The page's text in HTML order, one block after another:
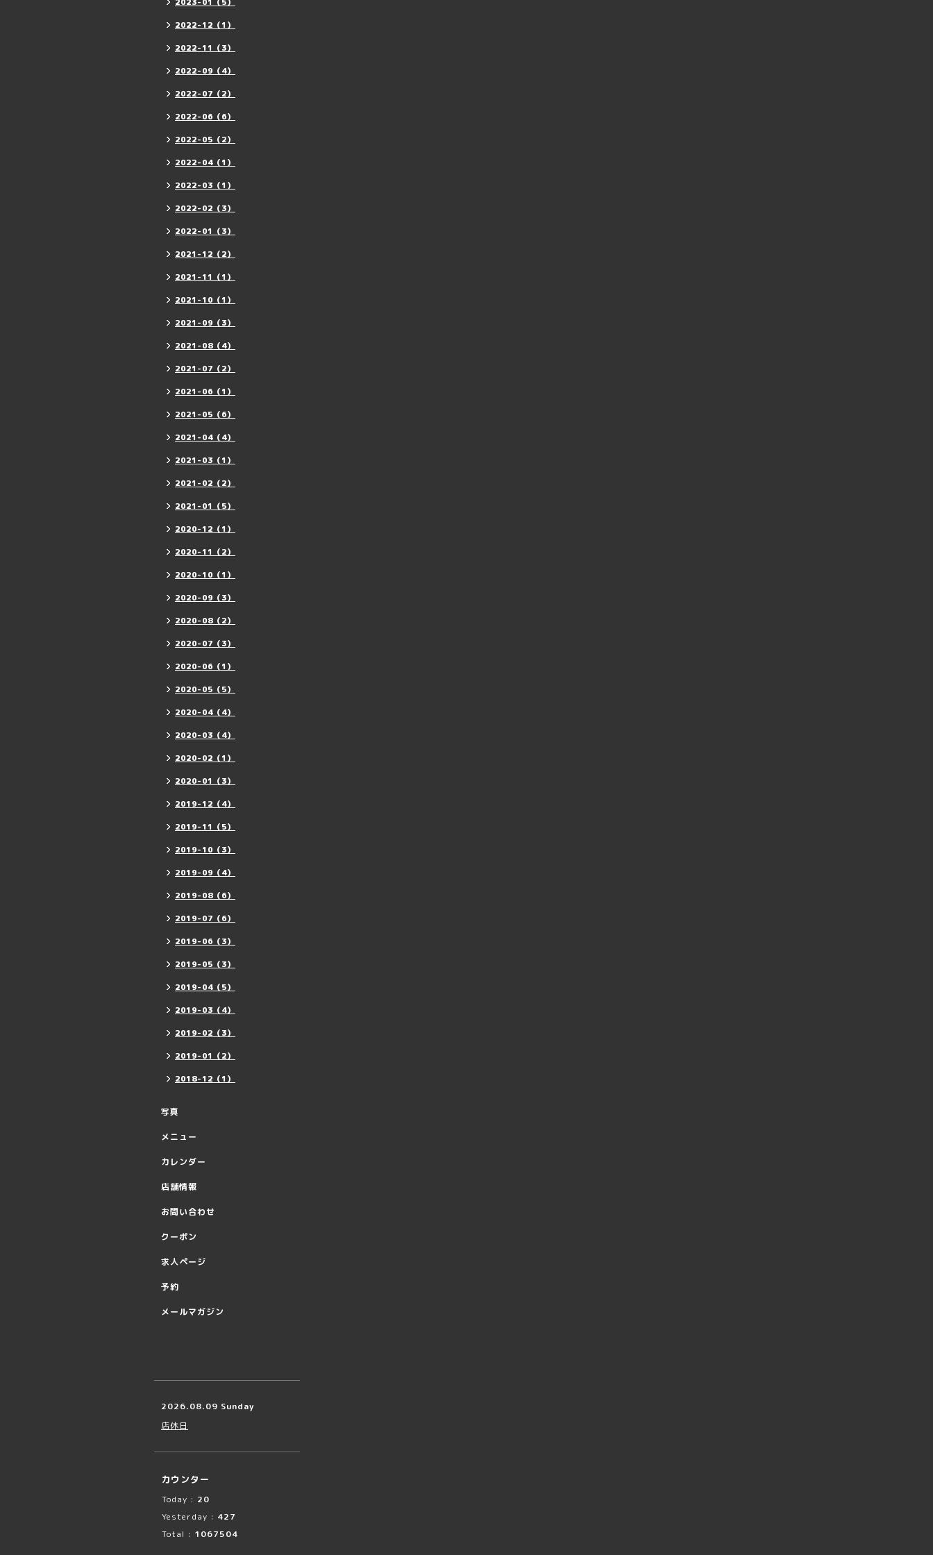
2022-12（1）
2022-11（3）
2022-09（4）
2022-07（2）
2022-06（6）
2022-05（2）
2022-04（1）
2022-03（1）
2022-02（3）
2022-01（3）
2021-12（2）
2021-11（1）
2021-10（1）
2021-09（3）
2021-08（4）
2021-07（2）
2021-06（1）
2021-05（6）
2021-04（4）
2021-03（1）
2021-02（2）
2021-01（5）
2020-12（1）
2020-11（2）
2020-10（1）
2020-09（3）
2020-08（2）
2020-07（3）
2020-06（1）
2020-05（5）
2020-04（4）
2020-03（4）
2020-02（1）
2020-01（3）
2019-12（4）
2019-11（5）
2019-10（3）
2019-09（4）
2019-08（6）
2019-07（6）
2019-06（3）
2019-05（3）
2019-04（5）
2019-03（4）
2019-02（3）
2019-01（2）
2018-12（1）
写真
メニュー
カレンダー
店舗情報
お問い合わせ
クーポン
求人ページ
予約
メールマガジン
2026.08.09 Sunday
店休日
カウンター
Today : 20
Yesterday : 427
Total : 1067504